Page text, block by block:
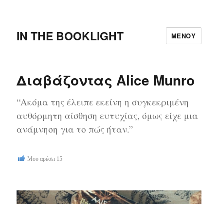
IN THE BOOKLIGHT ΜΕΝΟΎ
Διαβάζοντας Alice Munro
“Ακόμα της έλειπε εκείνη η συγκεκριμένη
αυθόρμητη αίσθηση ευτυχίας, όμως είχε μια
ανάμνηση για το πώς ήταν.”
Μου αρέσει 15